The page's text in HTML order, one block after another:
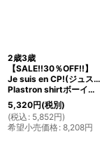
2歳3歳
【SALE!!30％OFF!!】
Je suis en CP!(ジュスィザンセーペー)
Plastron shirtボーイズバックボタンシャツ(ブラック裏毛)
5,320円(税別)
(税込 : 5,852円)
希望小売価格: 8,208円